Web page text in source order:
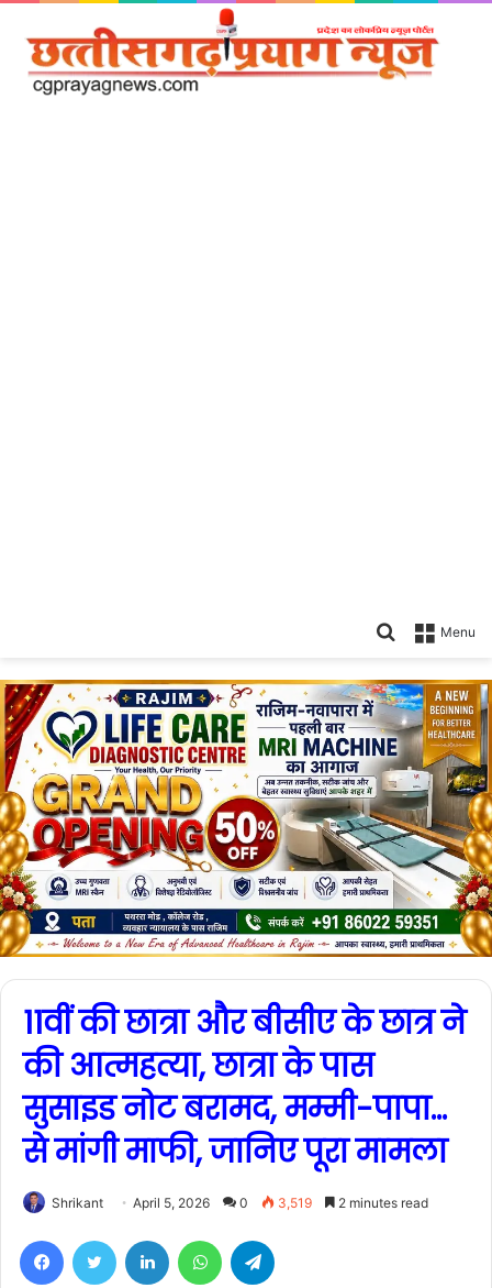
Menu
Search
11वीं की छात्रा और बीसीए के छात्र ने
की आत्महत्या, छात्रा के पास
सुसाइड नोट बरामद, मम्मी-पापा…
से मांगी माफी, जानिए पूरा मामला
Shrikant April 5, 2026 0 3,519 2 minutes read